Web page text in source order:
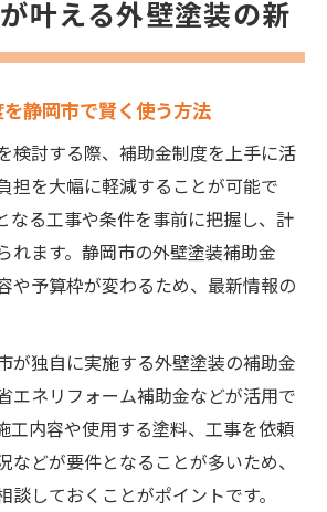
叶える外壁塗装の新
静岡市で賢く使う方法
検討する際、補助金制度を上手に活
担を大幅に軽減することが可能で
なる工事や条件を事前に把握し、計
れます。静岡市の外壁塗装補助金
や予算枠が変わるため、最新情報の
が独自に実施する外壁塗装の補助金
エネリフォーム補助金などが活用で
工内容や使用する塗料、工事を依頼
などが要件となることが多いため、
談しておくことがポイントです。